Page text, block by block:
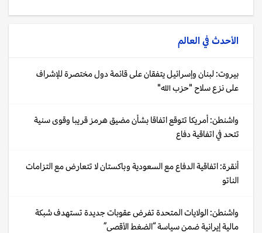
الأحدث في العالم
بيروت: لبنان وإسرائيل يتفقان على قائمة دول مختصرة للإشراف
على نزع سلاح "حزب الله"
واشنطن: أمريكا تتوقع اتفاقا بشأن مضيق هرمز قريبا وقوى سنية
تتحد في اتفاقية دفاع
أنقرة: اتفاقية الدفاع مع السعودية وباكستان لا تتعارض مع التزامات
الناتو
واشنطن: الولايات المتحدة تفرض عقوبات جديدة تستهدف شبكة
مالية إيرانية ضمن سياسة “الضغط الأقصى”